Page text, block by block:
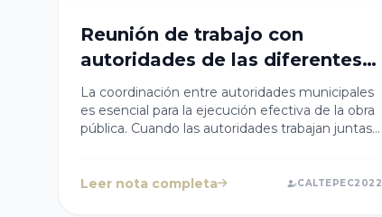
Reunión de trabajo con
autoridades de las diferentes
juntas auxiliares y
comunidades de #Caltepec
para la priorización de obras
La coordinación entre autoridades municipales
es esencial para la ejecución efectiva de la obra
pública. Cuando las autoridades trabajan juntas,
eficiente. La presidenta Cristy Cabanzo
Leer nota completa CALTEPEC2022